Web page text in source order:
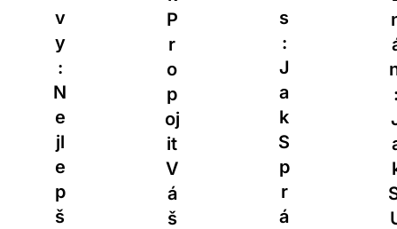
P
R
O
P
Oj
It
V
Á
Š
S
:
J
A
K
S
P
R
Á
N
Á
Ní
:
J
A
K
Si
U